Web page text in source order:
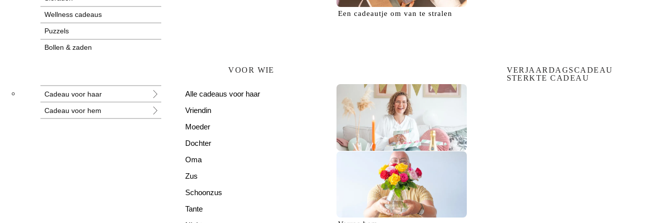
Wellness cadeaus
Puzzels
Bollen & zaden
Nieuwe cadeaus
Alle cadeaus
Eencadeautje om van te stralen
VOOR WIE
Cadeau voor haar
Cadeau voor hem
Alle cadeaus voor haar
Vriendin
Moeder
Dochter
Oma
Zus
Schoonzus
Tante
VERJAARDAGSCADEAU
STERKTE CADEAU